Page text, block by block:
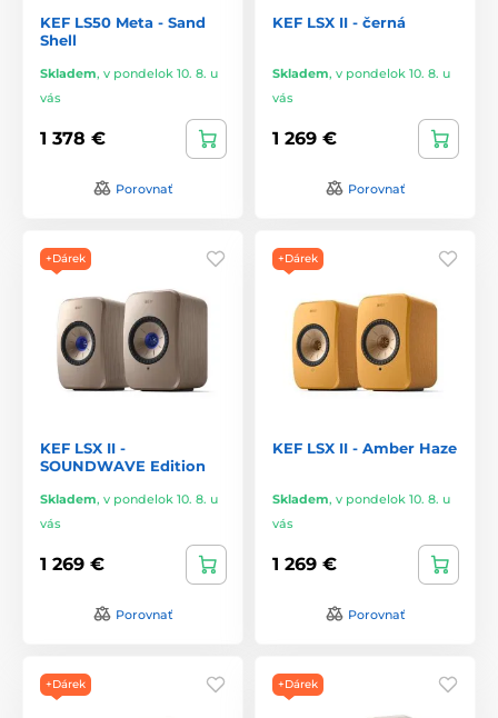
KEF LS50 Meta - Sand
Shell
Skladem, v pondelok 10. 8. u
vás
1 378 €
Porovnať
KEF LSX II - černá
Skladem, v pondelok 10. 8. u
vás
1 269 €
Porovnať
+Dárek
KEF LSX II -
SOUNDWAVE Edition
Skladem, v pondelok 10. 8. u
vás
1 269 €
Porovnať
+Dárek
KEF LSX II - Amber Haze
Skladem, v pondelok 10. 8. u
vás
1 269 €
Porovnať
+Dárek +Dárek